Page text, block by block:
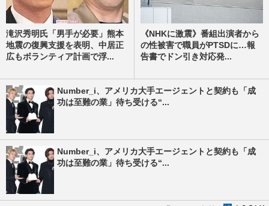
滝沢秀明氏「男手が必要」熊本
地震の復興支援を表明、中居正
広もボランティア計画で浮...
《NHKに激震》番組出演者から
の性被害で職員がPTSDに…報
告書でドン引き対応発...
Number_i、アメリカ大手エージェントと契約も「成
功は至難の業」待ち受ける“...
Number_i、アメリカ大手エージェントと契約も「成
功は至難の業」待ち受ける“...